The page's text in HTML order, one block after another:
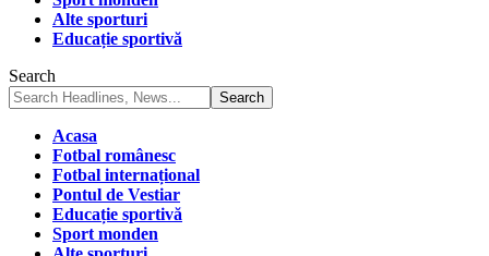
Alte sporturi
Educație sportivă
Search
Acasa
Fotbal românesc
Fotbal internațional
Pontul de Vestiar
Educație sportivă
Sport monden